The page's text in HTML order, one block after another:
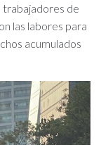
trabajadores de
las labores para
acumulados